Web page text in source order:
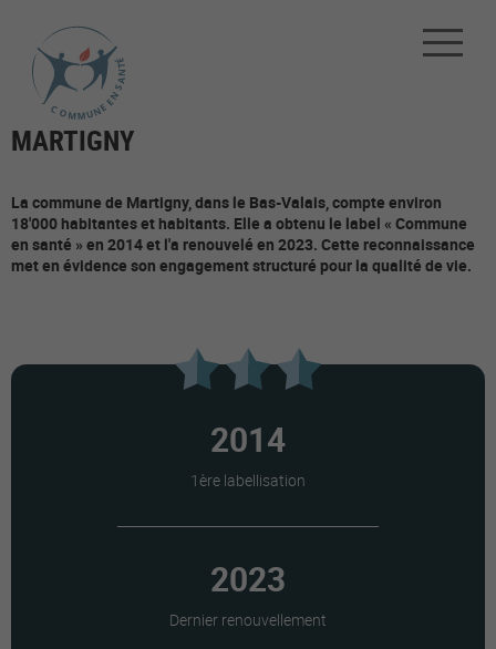
MARTIGNY
La commune de Martigny, dans le Bas-Valais, compte environ
18'000 habitantes et habitants. Elle a obtenu le label « Commune
en santé » en 2014 et l'a renouvelé en 2023. Cette reconnaissance
met en évidence son engagement structuré pour la qualité de vie.
2014
1ère labellisation
2023
Dernier renouvellement